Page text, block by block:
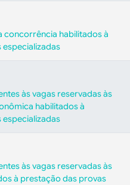
concorrência habilitados à
às vagas reservadas às
habilitados à
às vagas reservadas às
à prestação das provas